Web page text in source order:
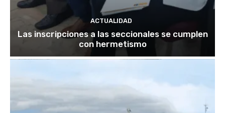
ACTUALIDAD
Las inscripciones a las seccionales se cumplen
con hermetismo